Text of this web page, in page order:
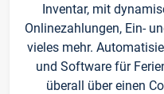
Inventar, mit
Onlinezahlungen, Ein-
vieles mehr.
und Software für
überall über einen